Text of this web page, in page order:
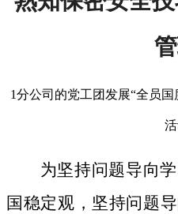
1分公司的党工团发展“全员
为坚持问题导向
国稳定观，坚持问题